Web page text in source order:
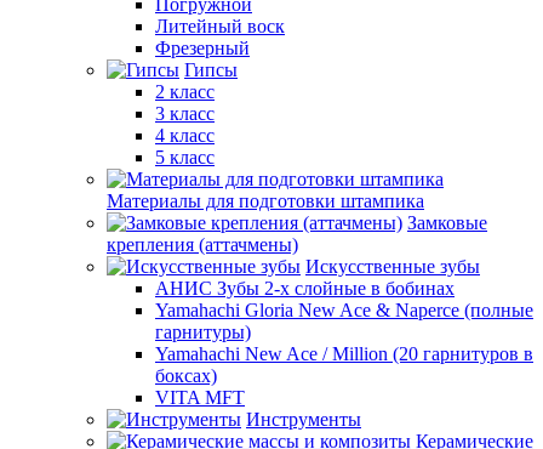
Погружной
Литейный воск
Фрезерный
Гипсы
2 класс
3 класс
4 класс
5 класс
Материалы для подготовки штампика
Замковые
крепления (аттачмены)
Искусственные зубы
АНИС Зубы 2-х слойные в бобинах
Yamahachi Gloria New Ace & Naperce (полные
гарнитуры)
Yamahachi New Ace / Million (20 гарнитуров в
боксах)
VITA MFT
Инструменты
Керамические